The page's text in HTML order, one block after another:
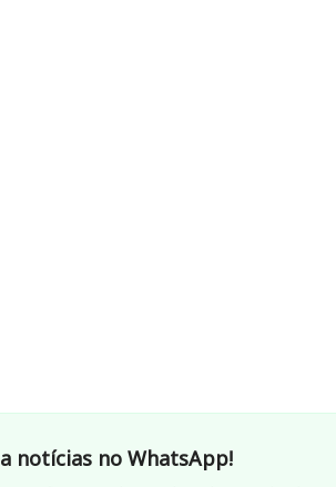
notícias no WhatsApp!